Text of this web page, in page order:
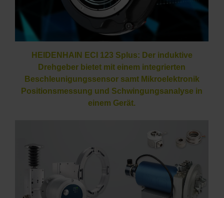
HEIDENHAIN ECI 123 Splus: Der induktive
Drehgeber bietet mit einem integrierten
Beschleunigungssensor samt Mikroelektronik
Positionsmessung und Schwingungsanalyse in
einem Gerät.